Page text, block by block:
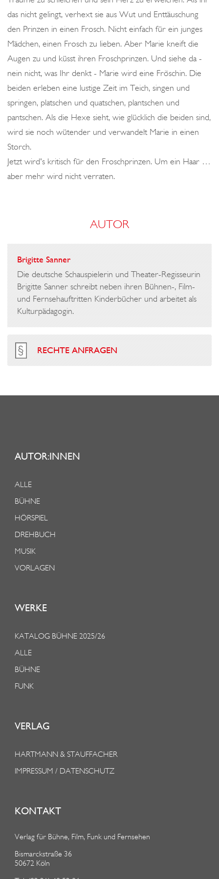
das nicht gelingt, verhext sie aus Wut und Enttäuschung
den Prinzen in einen Frosch. Nicht einfach für ein junges
Mädchen, einen Frosch zu lieben. Aber Marie kneift die
Augen zu und küsst ihren Froschprinzen. Und siehe da -
nein nicht, was Ihr denkt - Marie wird eine Fröschin. Die
beiden erleben eine lustige Zeit im Teich, singen und
springen, platschen und quatschen, plantschen und
pantschen. Als die Hexe sieht, wie glücklich die beiden sind,
wird sie noch wütender und verwandelt Marie in einen
Storch.
Jetzt wird's kritisch für den Froschprinzen. Um ein Haar …
aber mehr wird nicht verraten.
AUTOR
Brigitte Sanner
Die deutsche Schauspielerin und Theater-Regisseurin
Brigitte Sanner schreibt neben ihren Bühnen-, Film-
und Fernsehauftritten Kinderbücher und arbeitet als
Kulturpädagogin.
RECHTE ANFRAGEN
AUTOR:INNEN
ALLE
BÜHNE
HÖRSPIEL
DREHBUCH
MUSIK
VORLAGEN
WERKE
KATALOG BÜHNE 2025/26
ALLE
BÜHNE
FUNK
VERLAG
HARTMANN & STAUFFACHER
IMPRESSUM / DATENSCHUTZ
KONTAKT
Verlag für Bühne, Film, Funk und Fernsehen
Bismarckstraße 36
50672 Köln